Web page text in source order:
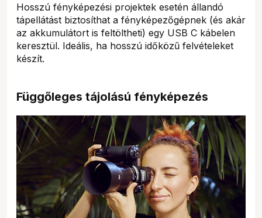
Hosszú fényképezési projektek esetén állandó
tápellátást biztosíthat a fényképezőgépnek (és akár
az akkumulátort is feltöltheti) egy USB C kábelen
keresztül. Ideális, ha hosszú időközű felvételeket
készít.
Függőleges tájolású fényképezés